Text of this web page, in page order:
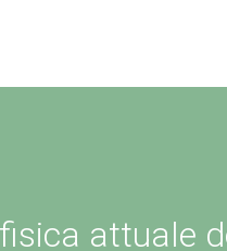
attuale